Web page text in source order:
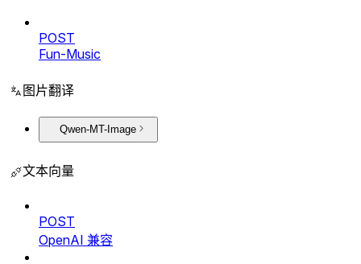
POST
Fun-Music
图片翻译
Qwen-MT-Image
文本向量
POST
OpenAI 兼容